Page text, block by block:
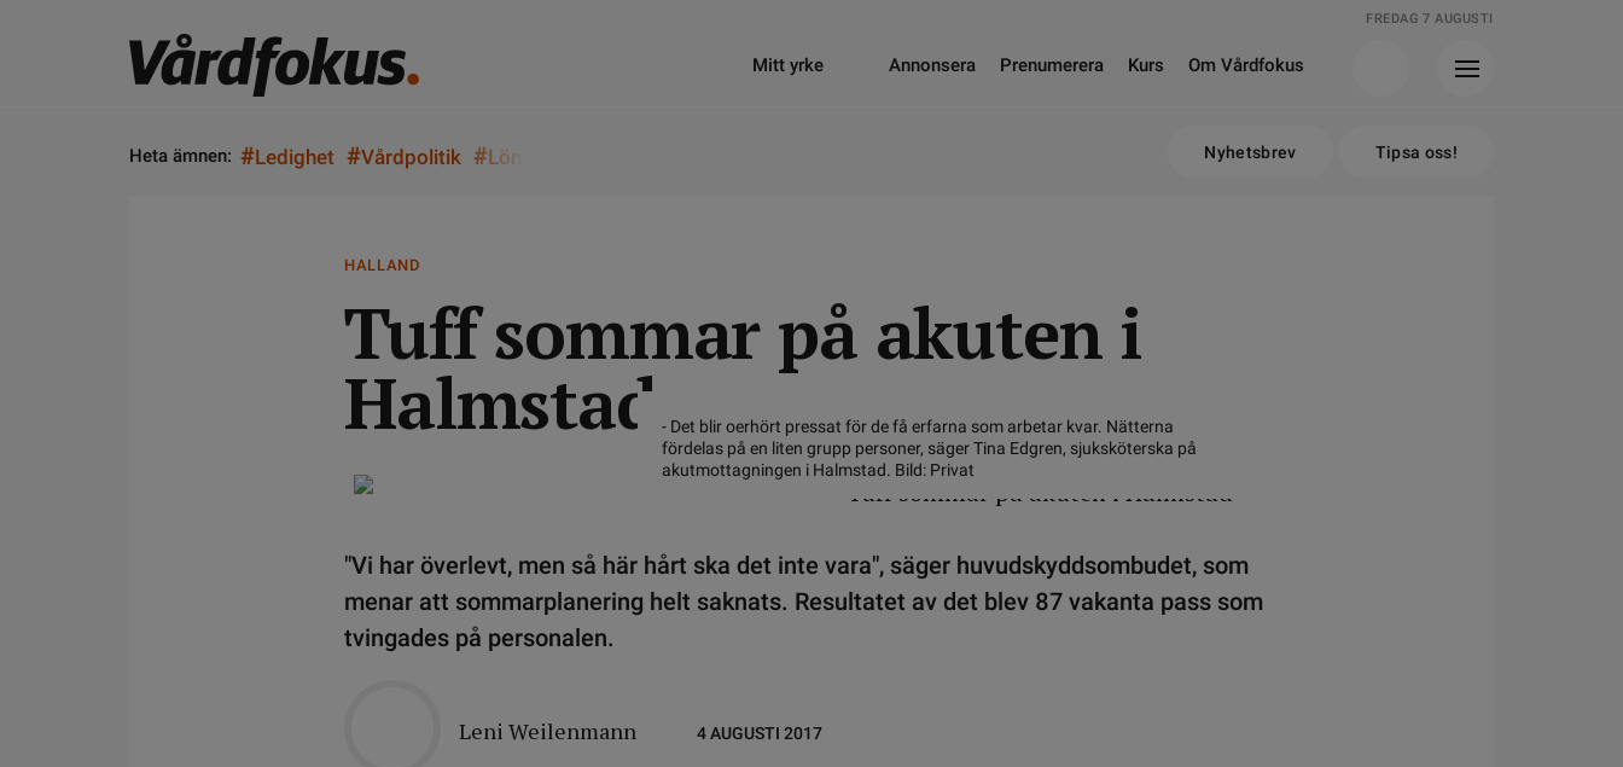
FREDAG 7 AUGUSTI
Mitt yrke Annonsera Prenumerera Kurs Om Vårdfokus
Heta ämnen: #Ledighet #Vårdpolitik #Lön Nyhetsbrev Tipsa oss!
HALLAND
Tuff sommar på akuten i
Halmstad - Det blir oerhört pressat för de få erfarna som arbetar kvar. Nätterna
fördelas på en liten grupp personer, säger Tina Edgren, sjuksköterska på
akutmottagningen i Halmstad. Bild: Privat
"Vi har överlevt, men så här hårt ska det inte vara", säger huvudskyddsombudet, som
menar att sommarplanering helt saknats. Resultatet av det blev 87 vakanta pass som
tvingades på personalen.
Leni Weilenmann 4 AUGUSTI 2017